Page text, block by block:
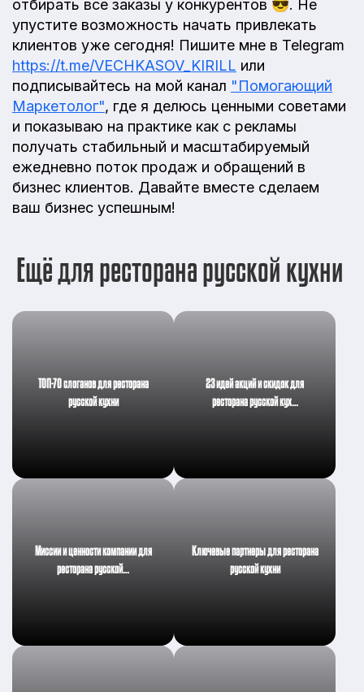
отбирать все заказы у конкурентов 😎. Не
упустите возможность начать привлекать
клиентов уже сегодня! Пишите мне в Telegram
https://t.me/VECHKASOV_KIRILL или
подписывайтесь на мой канал "Помогающий
Маркетолог", где я делюсь ценными советами
и показываю на практике как с рекламы
получать стабильный и масштабируемый
ежедневно поток продаж и обращений в
бизнес клиентов. Давайте вместе сделаем
ваш бизнес успешным!
Ещё для ресторана русской кухни
ТОП-70 слоганов для ресторана
русской кухни
23 идей акций и скидок для
ресторана русской кух…
Миссии и ценности компании для
ресторана русской…
Ключевые партнеры для ресторана
русской кухни